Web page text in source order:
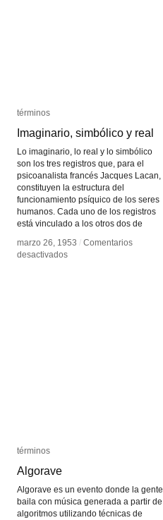
términos
Imaginario, simbólico y real
Lo imaginario, lo real y lo simbólico
son los tres registros que, para el
psicoanalista francés Jacques Lacan,
constituyen la estructura del
funcionamiento psíquico de los seres
humanos. Cada uno de los registros
está vinculado a los otros dos de
marzo 26, 1953 / Comentarios
desactivadosen
términos
Imaginario, simbólico y real
marzo 26, 1953 / Comentarios
desactivadosen
términos
Algorave
Algorave es un evento donde la gente
baila con música generada a partir de
algoritmos utilizando técnicas de
términos
Algorave